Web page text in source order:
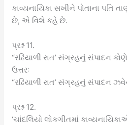
કાવ્યનાયિકા સખીને પોતાના પતિ
છે, એ વિશે કહે છે.
પ્રશ્ન 11.
“રઢિયાળી રાત’ સંગ્રહનું સંપાદન
ઉત્તરઃ
“રઢિયાળી રાત’ સંગ્રહનું સંપાદન
પ્રશ્ન 12.
‘ચાંદલિયો લોકગીતમાં